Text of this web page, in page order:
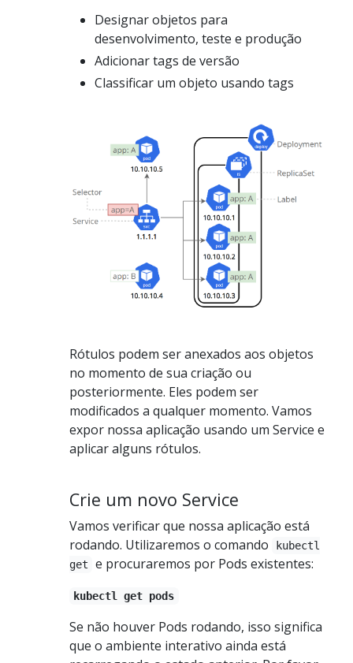
Designar objetos para
desenvolvimento, teste e produção
Adicionar tags de versão
Classificar um objeto usando tags
Rótulos podem ser anexados aos objetos
no momento de sua criação ou
posteriormente. Eles podem ser
modificados a qualquer momento. Vamos
expor nossa aplicação usando um Service e
aplicar alguns rótulos.
Crie um novo Service
Vamos verificar que nossa aplicação está
rodando. Utilizaremos o comando
kubectl
get
e procuraremos por Pods existentes:
kubectl get pods
Se não houver Pods rodando, isso significa
que o ambiente interativo ainda está